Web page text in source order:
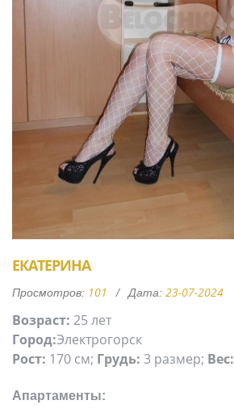
ЕКАТЕРИНА
Просмотров: 101 Дата: 23-07-2024
Возраст: 25 лет
Город:Электрогорск
Рост: 170 см; Грудь: 3 размер; Вес:
Апартаменты: